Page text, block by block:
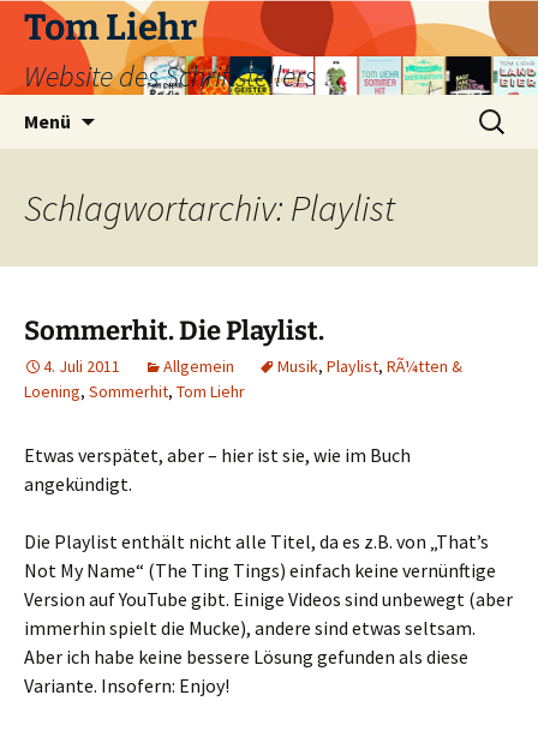
Zum
Inhalt
springen
Tom Liehr
Website des Schriftstellers
Menü
Suchen
nach:
Schlagwortarchiv: Playlist
Sommerhit. Die Playlist.
4. Juli 2011 Allgemein Musik, Playlist, RÃ¼tten &
Loening, Sommerhit, Tom Liehr
Etwas verspätet, aber – hier ist sie, wie im Buch
angekündigt.
Die Playlist enthält nicht alle Titel, da es z.B. von „That’s
Not My Name“ (The Ting Tings) einfach keine vernünftige
Version auf YouTube gibt. Einige Videos sind unbewegt (aber
immerhin spielt die Mucke), andere sind etwas seltsam.
Aber ich habe keine bessere Lösung gefunden als diese
Variante. Insofern: Enjoy!